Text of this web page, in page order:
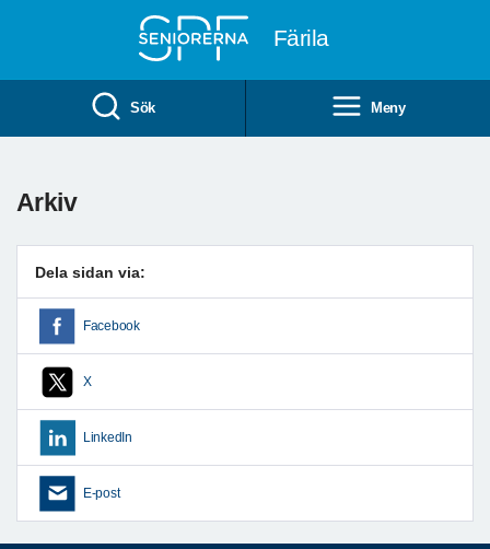
Färila
Sök Meny
Arkiv
Dela sidan via:
Facebook
X
LinkedIn
E-post